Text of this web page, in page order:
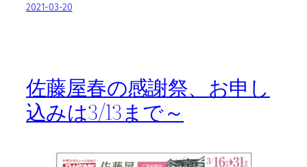
2021-03-20
佐藤屋春の感謝祭、お申し
込みは3/13まで～